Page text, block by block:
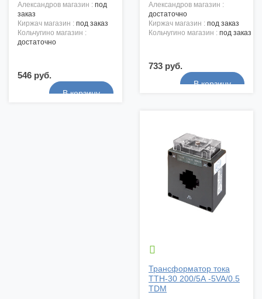
александров магазин : под
заказ
киржач магазин : под заказ
кольчугино магазин :
достаточно
546 руб.
александров магазин :
достаточно
киржач магазин : под заказ
кольчугино магазин : под заказ
733 руб.

Трансформатор тока
ТТН-30 200/5А -5VA/0.5
TDM